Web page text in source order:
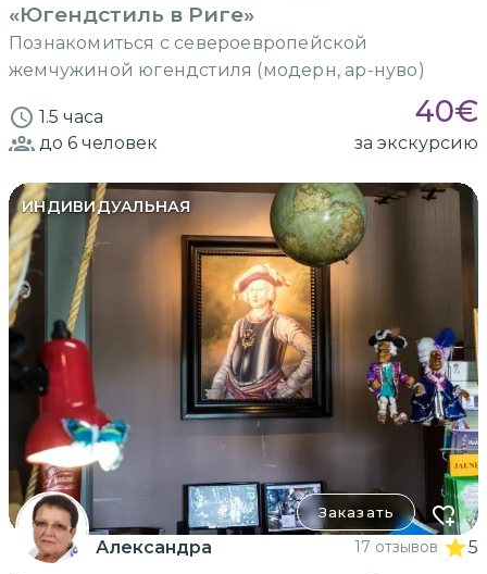
«Югендстиль в Риге»
Познакомиться с североевропейской
жемчужиной югендстиля (модерн, ар-нуво)
1.5 часа 40€
до 6 человек за экскурсию
ИНДИВИДУАЛЬНАЯ
Заказать
Александра 17 отзывов 5